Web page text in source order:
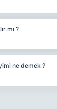
mı ?
ne demek ?